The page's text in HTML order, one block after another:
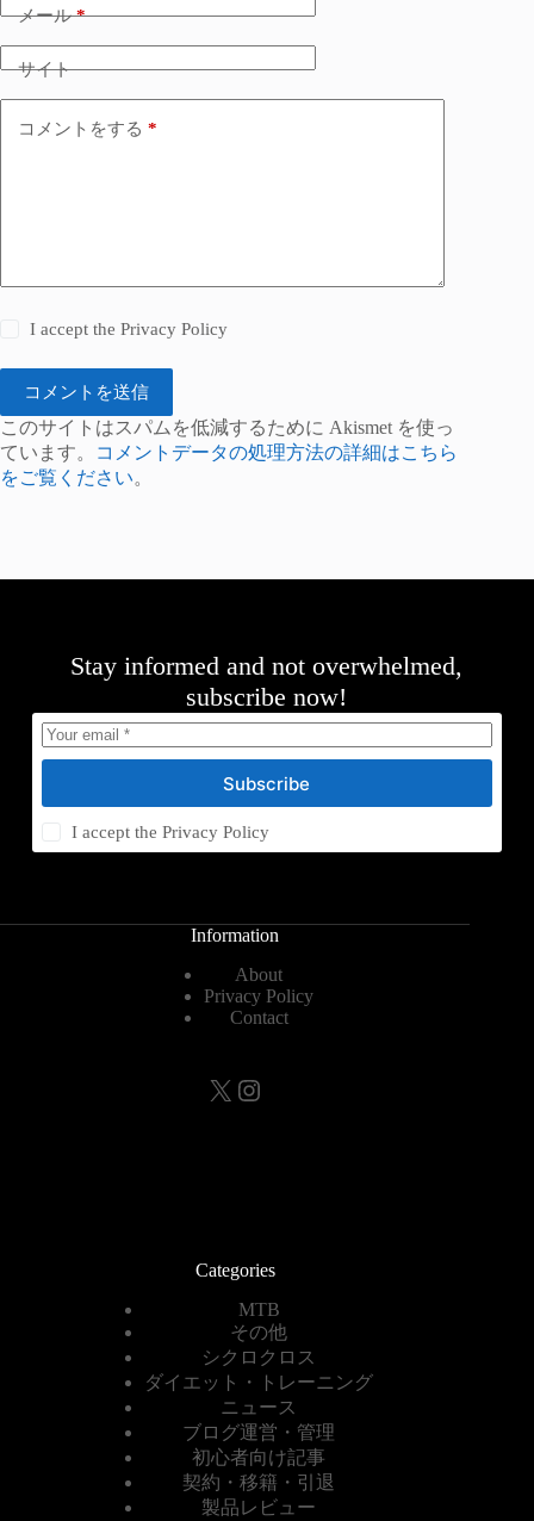
メール*
サイト
コメントをする *
I accept thePrivacy Policy
コメントを送信
このサイトはスパムを低減するために Akismet を使っ
ています。
コメントデータの処理方法の詳細はこちら
をご覧ください。
Stay informed and not overwhelmed,
subscribe now!
Subscribe
I accept thePrivacy Policy
Information
About
Privacy Policy
Contact
X Instagram
Categories
MTB
その他
シクロクロス
ダイエット・トレーニング
ニュース
ブログ運営・管理
初心者向け記事
契約・移籍・引退
製品レビュー